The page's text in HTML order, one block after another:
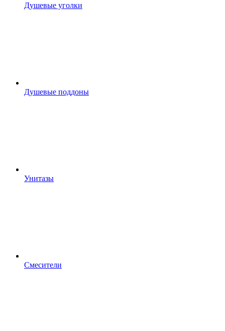
Душевые уголки
Душевые поддоны
Унитазы
Смесители